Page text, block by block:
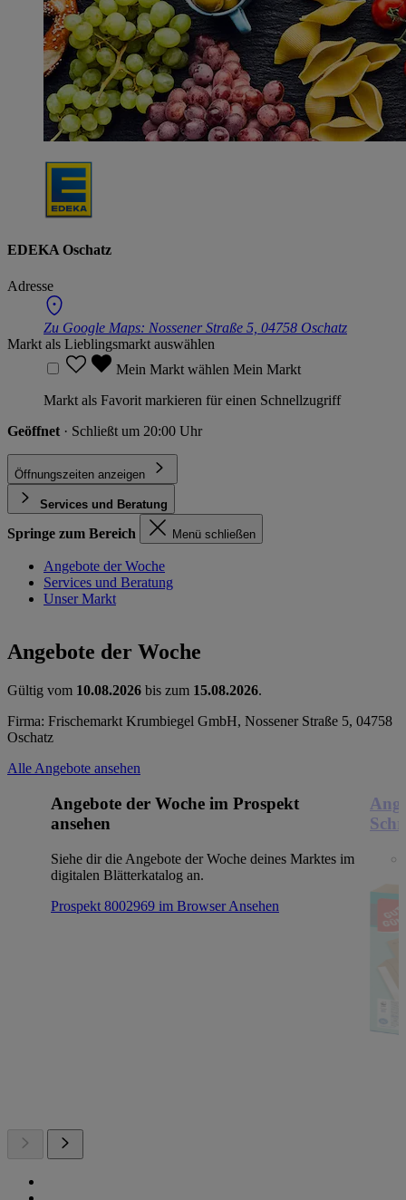
EDEKA Oschatz
Adresse
Zu Google Maps: Nossener Straße 5, 04758 Oschatz
Markt als Lieblingsmarkt auswählen
Mein Markt wählen Mein Markt
Markt als Favorit markieren für einen Schnellzugriff
Geöffnet · Schließt um 20:00 Uhr
Öffnungszeiten anzeigen
Services und Beratung
Springe zum Bereich Menü schließen
Angebote der Woche
Services und Beratung
Unser Markt
Angebote der Woche
Gültig vom 10.08.2026 bis zum 15.08.2026.
Firma: Frischemarkt Krumbiegel GmbH, Nossener Straße 5, 04758
Oschatz
Alle Angebote ansehen
Angebote der Woche im Prospekt
ansehen
Siehe dir die Angebote der Woche deines Marktes im
digitalen Blätterkatalog an.
Prospekt 8002969 im BrowserAnsehen